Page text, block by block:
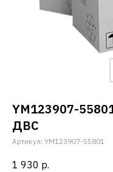
YM123907-
ДВС
Артикул: YM123907-55801
1 930 р.